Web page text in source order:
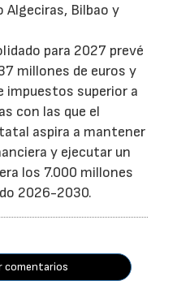
Algeciras, Bilbao y
para 2027 prevé
millones de euros y
impuestos superior a
con las que el
aspira a mantener
y ejecutar un
los 7.000 millones
2026-2030.
comentarios